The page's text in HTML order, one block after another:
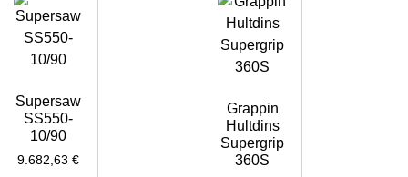
Supersaw
SS550-
10/90
9.682,63€
Grappin
Hultdins
Supergrip
360S